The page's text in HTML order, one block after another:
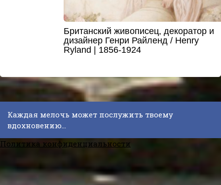
Британский живописец, декоратор и
дизайнер Генри Райленд / Henry
Ryland | 1856-1924
Каждая мелочь может послужить твоему
вдохновению...
Политика конфиденциальности